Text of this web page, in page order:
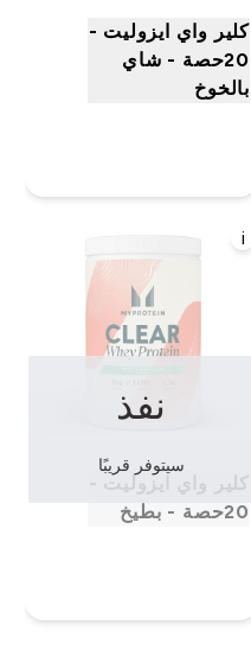
كلير واي ايزوليت -
20حصة - شاي
بالخوخ
i
كلير واي ايزوليت -
20حصة - بطيخ
نفذ
سيتوفر قريبًا